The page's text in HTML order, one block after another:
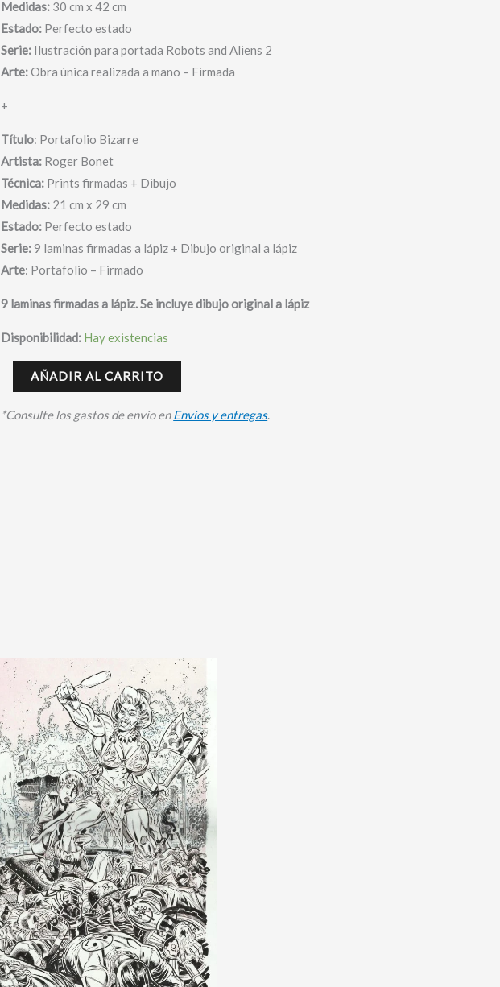
Medidas: 30 cm x 42 cm
Estado: Perfecto estado
Serie: Ilustración para portada Robots and Aliens 2
Arte:Obra única realizada a mano – Firmada
+
Título: Portafolio Bizarre
Artista: Roger Bonet
Técnica: Prints firmadas + Dibujo
Medidas: 21 cm x 29 cm
Estado: Perfecto estado
Serie:9 laminas firmadas a lápiz + Dibujo original a lápiz
Arte: Portafolio – Firmado
9 laminas firmadas a lápiz. Se incluye dibujo original a lápiz
Disponibilidad: Hay existencias
Aliens
-
Roger
cantidad
AÑADIR AL CARRITO
*Consulte los gastos de envio enEnvios y entregas.